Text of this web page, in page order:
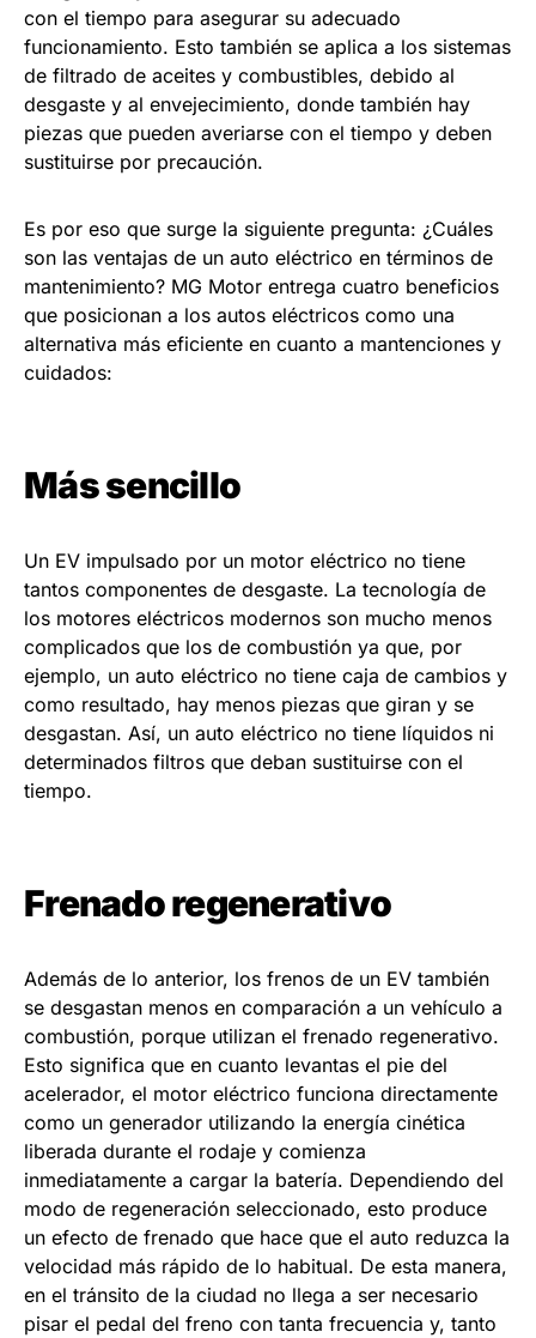
con el tiempo para asegurar su adecuado
funcionamiento. Esto también se aplica a los sistemas
de filtrado de aceites y combustibles, debido al
desgaste y al envejecimiento, donde también hay
piezas que pueden averiarse con el tiempo y deben
sustituirse por precaución.
Es por eso que surge la siguiente pregunta: ¿Cuáles
son las ventajas de un auto eléctrico en términos de
mantenimiento? MG Motor entrega cuatro beneficios
que posicionan a los autos eléctricos como una
alternativa más eficiente en cuanto a mantenciones y
cuidados:
Más sencillo
Un EV impulsado por un motor eléctrico no tiene
tantos componentes de desgaste. La tecnología de
los motores eléctricos modernos son mucho menos
complicados que los de combustión ya que, por
ejemplo, un auto eléctrico no tiene caja de cambios y
como resultado, hay menos piezas que giran y se
desgastan. Así, un auto eléctrico no tiene líquidos ni
determinados filtros que deban sustituirse con el
tiempo.
Frenado regenerativo
Además de lo anterior, los frenos de un EV también
se desgastan menos en comparación a un vehículo a
combustión, porque utilizan el frenado regenerativo.
Esto significa que en cuanto levantas el pie del
acelerador, el motor eléctrico funciona directamente
como un generador utilizando la energía cinética
liberada durante el rodaje y comienza
inmediatamente a cargar la batería. Dependiendo del
modo de regeneración seleccionado, esto produce
un efecto de frenado que hace que el auto reduzca la
velocidad más rápido de lo habitual. De esta manera,
en el tránsito de la ciudad no llega a ser necesario
pisar el pedal del freno con tanta frecuencia y, tanto